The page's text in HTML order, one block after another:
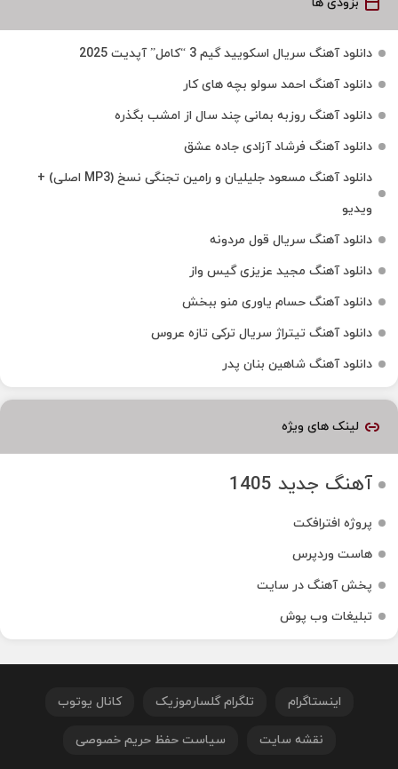
بزودی ها
دانلود آهنگ سریال اسکویید گیم 3 “کامل” آپدیت 2025
دانلود آهنگ احمد سولو بچه های کار
دانلود آهنگ روزبه بمانی چند سال از امشب بگذره
دانلود آهنگ فرشاد آزادی جاده عشق
دانلود آهنگ مسعود جلیلیان و رامین تجنگی نسخ (MP3 اصلی) +
ویدیو
دانلود آهنگ سریال قول مردونه
دانلود آهنگ مجید عزیزی گیس واز
دانلود آهنگ حسام یاوری منو ببخش
دانلود آهنگ تیتراژ سریال ترکی تازه عروس
دانلود آهنگ شاهین بنان پدر
لینک های ویژه
آهنگ جدید 1405
پروژه افترافکت
هاست وردپرس
پخش آهنگ در سایت
تبلیغات وب پوش
اینستاگرام تلگرام گلسارموزیک کانال یوتوب
نقشه سایت سیاست حفظ حریم خصوصی